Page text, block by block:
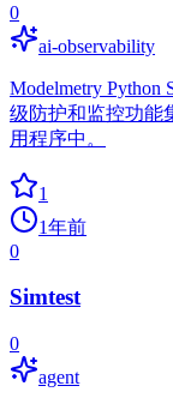
0
ai-observability
Modelmetry
级防护和监控功能
用程序中。
1
1年前
0
Simtest
0
agent